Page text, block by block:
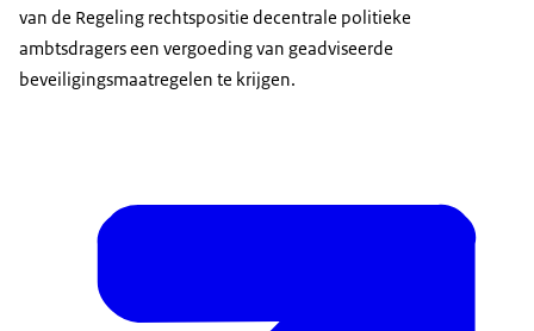
van de Regeling rechtspositie decentrale politieke
ambtsdragers een vergoeding van geadviseerde
beveiligingsmaatregelen te krijgen.